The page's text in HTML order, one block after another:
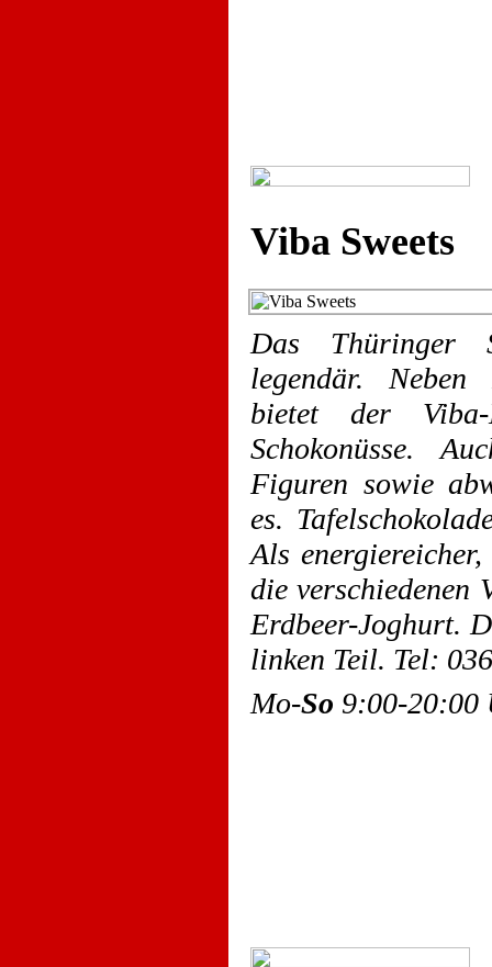
Viba Sweets
Das Thüringer
legendär. Neben
bietet der
Schokonüsse.
Figuren sowie
es.
Als
die
Erdbeer-Joghurt.
linken Teil. Tel:
Mo-So 9:00-20:00